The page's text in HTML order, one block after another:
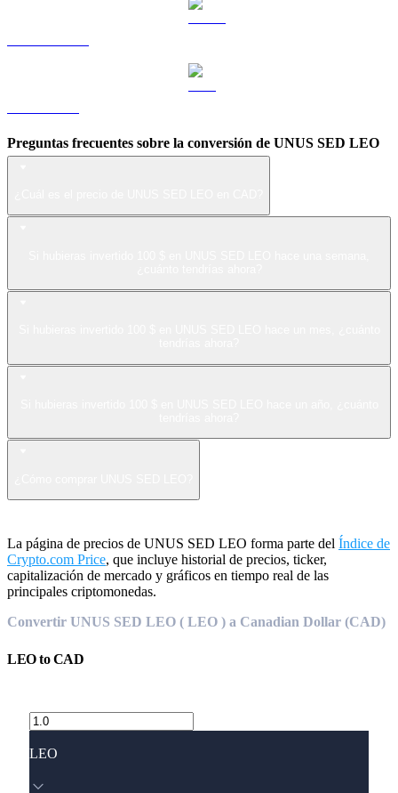
Preguntas frecuentes sobre la conversión de UNUS SED LEO
La página de precios de UNUS SED LEO forma parte del Índice de
Crypto.com Price, que incluye historial de precios, ticker,
capitalización de mercado y gráficos en tiempo real de las
principales criptomonedas.
Convertir UNUS SED LEO ( LEO ) a Canadian Dollar (CAD)
LEOtoCAD
LEO